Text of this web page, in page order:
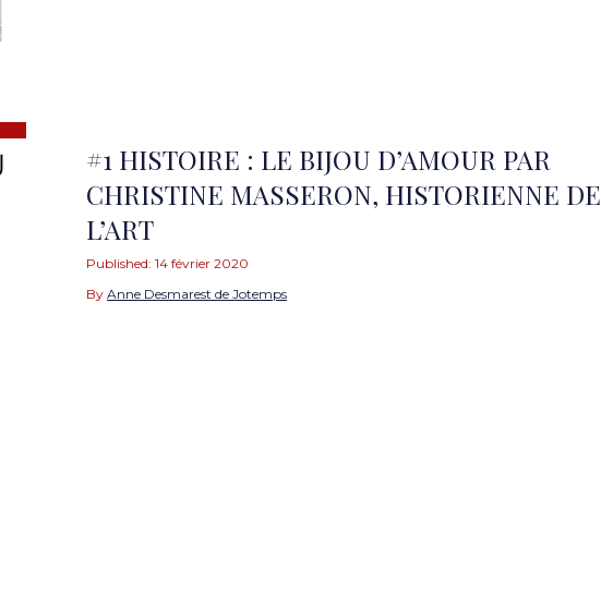
#1 HISTOIRE : LE BIJOU D’AMOUR PAR
CHRISTINE MASSERON, HISTORIENNE DE
L’ART
Published: 14 février 2020
By Anne Desmarest de Jotemps